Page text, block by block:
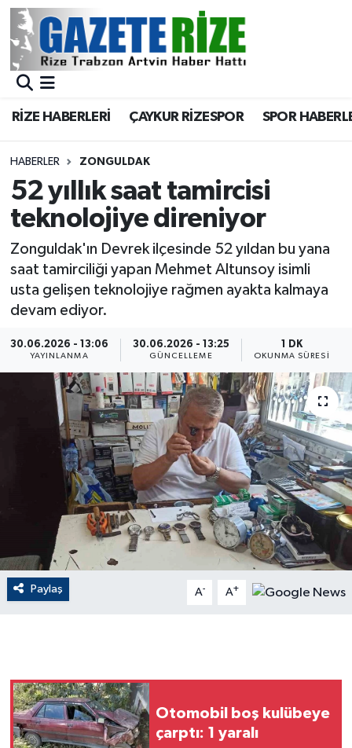
RİZE HABERLERİ ÇAYKUR RİZESPOR SPOR
HABERLER ZONGULDAK
52 yıllık saat tamircisi
teknolojiye direniyor
Zonguldak'ın Devrek ilçesinde 52 yıldan bu yana
saat tamirciliği yapan Mehmet Altunsoy isimli
usta gelişen teknolojiye rağmen ayakta kalmaya
devam ediyor.
30.06.2026 - 13:06
YAYINLANMA
30.06.2026 - 13:25
GÜNCELLEME
1 DK
OKUNMA SÜRESI
Paylaş A- A+
Otomobil boş kulübeye
çarptı: 1 yaralı
BÖLGEMİZ
Asayiş
Rize Jandarma Komutanlığı
Bilim Teknoloji
Bölge
Advertising news
Canlı Maç
ÇEVRE
Dış Haberler
Dünya
EĞİTİM
EKONOMİ
English News
Gayrimenkul
GENEL
Merkez Nöbetçi Eczaneler
Merkez Trafik Yoğunluk Haritası
Süper Lig Puan Durumu ve Fikstür
Tüm Manşetler
Son Dakika Haberleri
Haber Arşivi